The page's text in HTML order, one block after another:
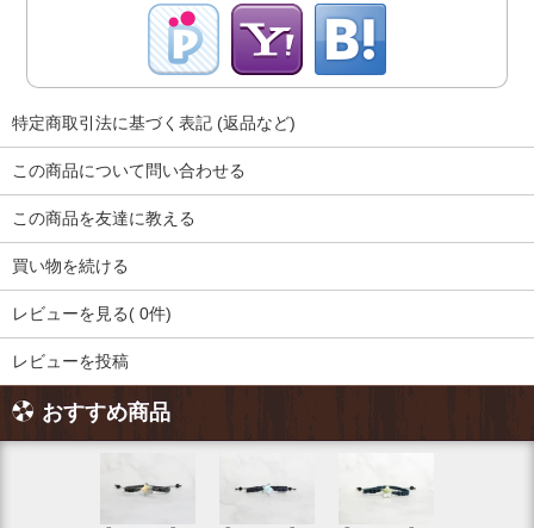
特定商取引法に基づく表記 (返品など)
この商品について問い合わせる
この商品を友達に教える
買い物を続ける
レビューを見る( 0件)
レビューを投稿
おすすめ商品